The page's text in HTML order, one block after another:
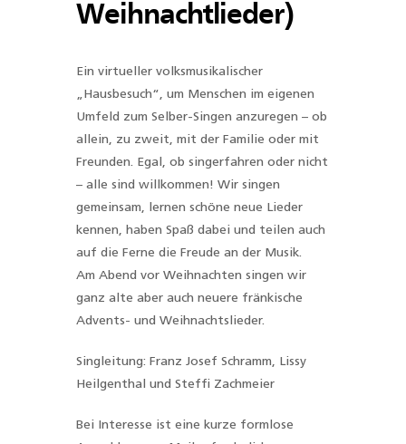
Weihnachtlieder)
Ein virtueller volksmusikalischer
„Hausbesuch“, um Menschen im eigenen
Umfeld zum Selber-Singen anzuregen – ob
allein, zu zweit, mit der Familie oder mit
Freunden. Egal, ob singerfahren oder nicht
– alle sind willkommen! Wir singen
gemeinsam, lernen schöne neue Lieder
kennen, haben Spaß dabei und teilen auch
auf die Ferne die Freude an der Musik.
Am Abend vor Weihnachten singen wir
ganz alte aber auch neuere fränkische
Advents- und Weihnachtslieder.
Singleitung: Franz Josef Schramm, Lissy
Heilgenthal und Steffi Zachmeier
Bei Interesse ist eine kurze formlose